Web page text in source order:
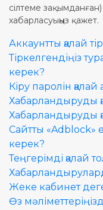
Павлодар
Семей
Тараз
Петропавл
Орал
Өскемен
Шымкент
Павлодар
Семей
Тараз
Петропавл
Орал
Өскемен
Шымкент
Павлодар
Семей
Тараз
Петропавл
Орал
Өскемен
Шымкент
Павлодар
Семей
Тараз
Петропавл
Орал
Өскемен
Шымкент
керек?
Сайтты
жағдайына қалай
керек?
автоматты
Жеке кабинет
не үшін керек?
Өз
кабинетіңізде
бола ма?
сілтеме
хабарласуыңыз қажет.
Аккаунтты қалай
Тіркелгендіңіз
керек?
Кіру паролін
Хабарландыруды
Хабарландыруды
Сайтты «Adblock»
керек?
Теңгерімді қалай
Жеке кабинет
Өз